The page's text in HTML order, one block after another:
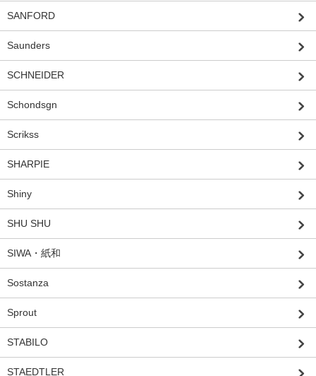
SANFORD
Saunders
SCHNEIDER
Schondsgn
Scrikss
SHARPIE
Shiny
SHU SHU
SIWA・紙和
Sostanza
Sprout
STABILO
STAEDTLER